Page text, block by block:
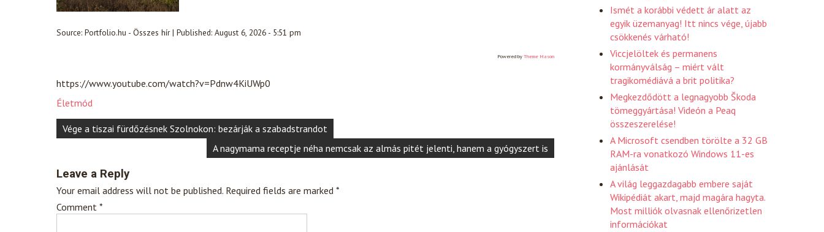
Source: Portfolio.hu - Összes hír| Published: August 6, 2026 - 5:51 pm
Powered by Theme Mason
https://www.youtube.com/watch?v=Pdnw4KiUWp0
Életmód
Post
navigation
Vége a tiszai fürdőzésnek Szolnokon: bezárják a szabadstrandot
A nagymama receptje néha nemcsak az almás pitét jelenti, hanem a gyógyszert is
Leave a Reply
Your email address will not be published. Required fields are marked *
Comment *
Ismét a korábbi védett ár alatt az
egyik üzemanyag! Itt nincs vége, újabb
csökkenés várható!
Viccjelöltek és permanens
kormányválság – miért vált
tragikomédiává a brit politika?
Megkezdődött a legnagyobb Škoda
tömeggyártása! Videón a Peaq
összeszerelése!
A Microsoft csendben törölte a 32 GB
RAM-ra vonatkozó Windows 11-es
ajánlását
A világ leggazdagabb embere saját
Wikipédiát akart, majd magára hagyta.
Most milliók olvasnak ellenőrizetlen
információkat